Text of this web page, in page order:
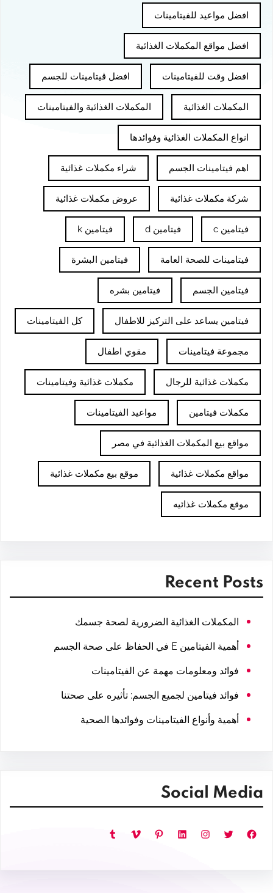
افضل مواعيد للفيتامينات
افضل مواقع المكملات الغذائية
افضل وقت للفيتامينات افضل ڤيتامينات للجسم
المكملات الغذائية المكملات الغذائية والفيتامينات
انواع المكملات الغذائية وفوائدها
اهم فيتامينات الجسم شراء مكملات غذائية
شركة مكملات غذائية عروض مكملات غذائية
فيتامين c فيتامين d فيتامين k
فيتامينات للصحة العامة فيتامين البشرة
فيتامين الجسم فيتامين بشره
فيتامين يساعد على التركيز للاطفال كل الفيتامينات
مجموعة فيتامينات مقوي اطفال
مكملات غذائية للرجال مكملات غذائية وفيتامينات
مكملات فيتامين مواعيد الفيتامينات
مواقع بيع المكملات الغذائية في مصر
مواقع مكملات غذائية موقع بيع مكملات غذائية
موقع مكملات غذائيه
Recent Posts
المكملات الغذائية الضرورية لصحة جسمك
أهمية الفيتامين E في الحفاظ على صحة الجسم
فوائد ومعلومات مهمة عن الفيتامينات
فوائد فيتامين لجميع الجسم: تأثيره على صحتنا
أهمية وأنواع الفيتامينات وفوائدها الصحية
Social Media
فيسبوك تويتر إنستجرام لينكد إن بينتريست فيميو تمبلر